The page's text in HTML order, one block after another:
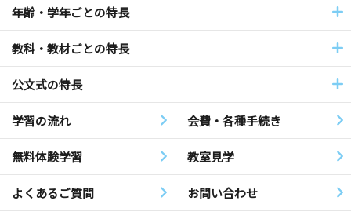
年齢・学年ごとの特長
教科・教材ごとの特長
公文式の特長
学習の流れ 会費・各種手続き
無料体験学習 教室見学
よくあるご質問 お問い合わせ